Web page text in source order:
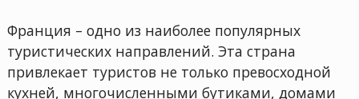
Франция – одно из наиболее популярных
туристических направлений. Эта страна
привлекает туристов не только превосходной
кухней, многочисленными бутиками, домами